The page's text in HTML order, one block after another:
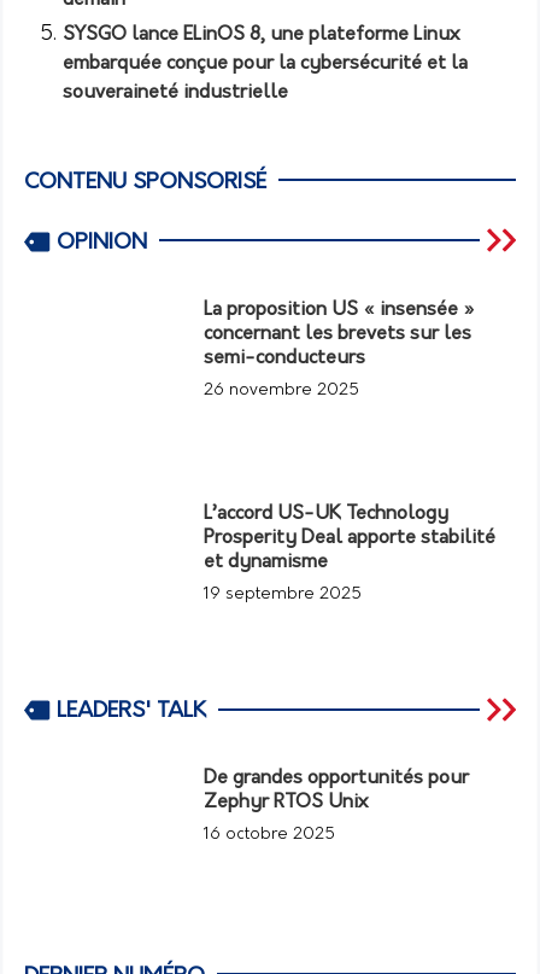
SYSGO lance ELinOS 8, une plateforme Linux
embarquée conçue pour la cybersécurité et la
souveraineté industrielle
CONTENU SPONSORISÉ
OPINION
La proposition US « insensée »
concernant les brevets sur les
semi-conducteurs
26 novembre 2025
L’accord US-UK Technology
Prosperity Deal apporte stabilité
et dynamisme
19 septembre 2025
LEADERS' TALK
De grandes opportunités pour
Zephyr RTOS Unix
16 octobre 2025